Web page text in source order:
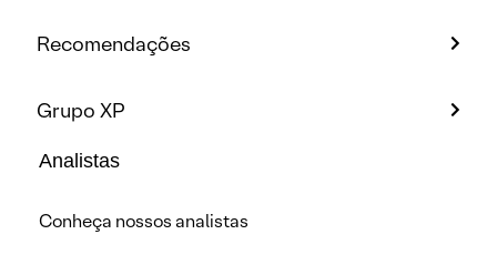
Recomendações
Grupo XP
Analistas
Conheça nossos analistas